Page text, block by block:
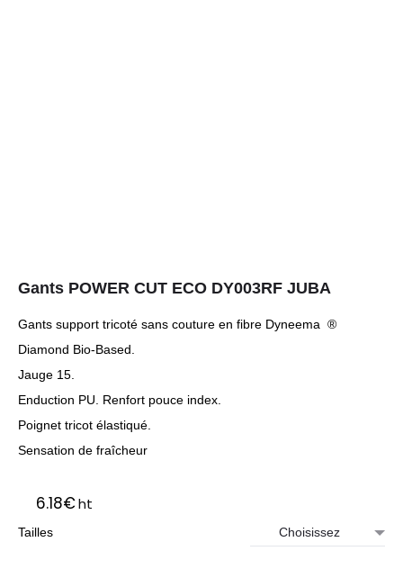
Gants POWER CUT ECO DY003RF JUBA
Gants support tricoté sans couture en fibre Dyneema ®
Diamond Bio-Based.
Jauge 15.
Enduction PU. Renfort pouce index.
Poignet tricot élastiqué.
Sensation de fraîcheur
6.18€ht
Tailles